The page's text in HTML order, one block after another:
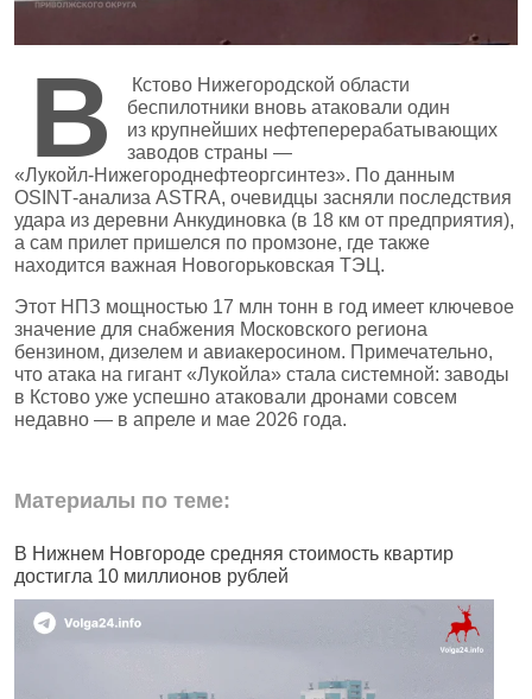
В
Кстово Нижегородской области
беспилотники вновь атаковали один
из крупнейших нефтеперерабатывающих
заводов страны —
«Лукойл‑Нижегороднефтеоргсинтез». По данным
OSINT‑анализа ASTRA, очевидцы засняли последствия
удара из деревни Анкудиновка (в 18 км от предприятия),
а сам прилет пришелся по промзоне, где также
находится важная Новогорьковская ТЭЦ.
Этот НПЗ мощностью 17 млн тонн в год имеет ключевое
значение для снабжения Московского региона
бензином, дизелем и авиакеросином. Примечательно,
что атака на гигант «Лукойла» стала системной: заводы
в Кстово уже успешно атаковали дронами совсем
недавно — в апреле и мае 2026 года.
Материалы по теме:
В Нижнем Новгороде средняя стоимость квартир
достигла 10 миллионов рублей